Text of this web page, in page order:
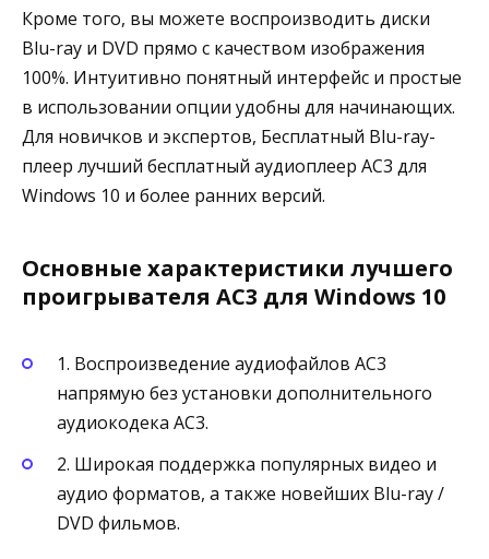
Кроме того, вы можете воспроизводить диски
Blu-ray и DVD прямо с качеством изображения
100%. Интуитивно понятный интерфейс и простые
в использовании опции удобны для начинающих.
Для новичков и экспертов, Бесплатный Blu-ray-
плеер лучший бесплатный аудиоплеер AC3 для
Windows 10 и более ранних версий.
Основные характеристики лучшего
проигрывателя AC3 для Windows 10
1. Воспроизведение аудиофайлов AC3
напрямую без установки дополнительного
аудиокодека AC3.
2. Широкая поддержка популярных видео и
аудио форматов, а также новейших Blu-ray /
DVD фильмов.